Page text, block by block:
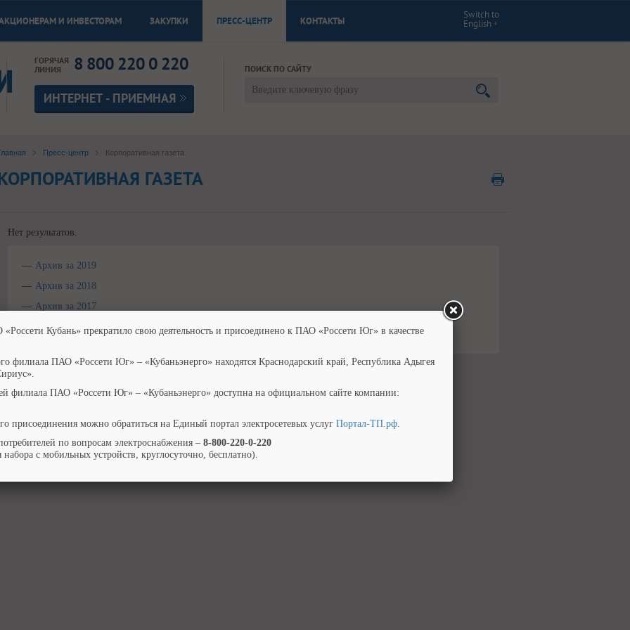
И ИНВЕСТОРАМ ЗАКУПКИ ПРЕСС-ЦЕНТР КОНТАКТЫ
Switch to
English
ГОРЯЧАЯ
ЛИНИЯ
8 800 220 0 220
ИНТЕРНЕТ - ПРИЕМНАЯ
ПОИСК ПО САЙТУ
Пресс-центр Корпоративная газета
ГАЗЕТА
Нет результатов.
Архив за 2019
Архив за 2018
Архив за 2017
Архив за 2016
Кубань» прекратило свою деятельность и присоединено к ПАО «Россети Юг» в качестве
филиала ПАО «Россети Юг» – «Кубаньэнерго» находятся Краснодарский край, Республика Адыгея
филиала ПАО «Россети Юг» – «Кубаньэнерго» доступна на официальном сайте компании:
присоединения можно обратиться на Единый портал электросетевых услуг Портал-ТП.рф.
по вопросам электроснабжения – 8-800-220-0-220
набора с мобильных устройств, круглосуточно, бесплатно).